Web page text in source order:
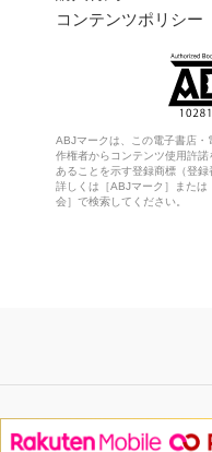
コンテンツポリシー
ABJマークは、この電子書店
作権者からコンテンツ使用許
あることを示す登録商標（登
詳しくは［ABJマーク］または
会］で検索してください。